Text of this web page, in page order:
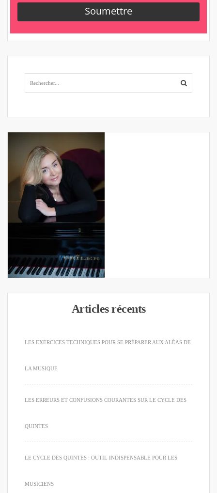
Articles récents
LES EXERCICES TECHNIQUES POUR SE PRÉPARER AUX ALÉAS DE
LA MUSIQUE
LES ERREURS ET CONFUSIONS COURANTES SUR LE CYCLE DES
QUINTES
LE CYCLE DES QUINTES : OUTIL INDISPENSABLE POUR LES
MUSICIENS